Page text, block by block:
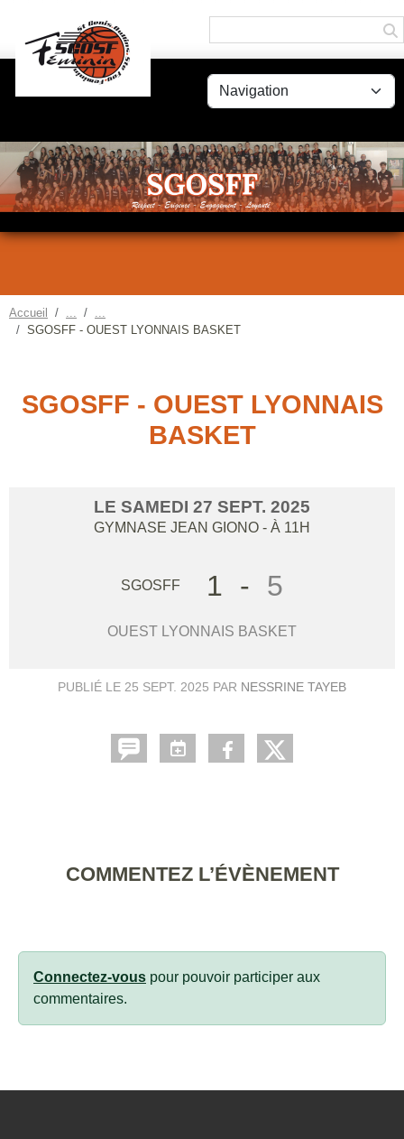
Accueil
SGOSFF - OUEST LYONNAIS BASKET
SGOSFF - OUEST LYONNAIS
BASKET
LE SAMEDI 27 SEPT. 2025
GYMNASE JEAN GIONO - À 11H
SGOSFF 1 - 5
OUEST LYONNAIS BASKET
PUBLIÉ LE 25 SEPT. 2025 PAR NESSRINE TAYEB
COMMENTEZ L’ÉVÈNEMENT
Connectez-vous pour pouvoir participer aux
commentaires.